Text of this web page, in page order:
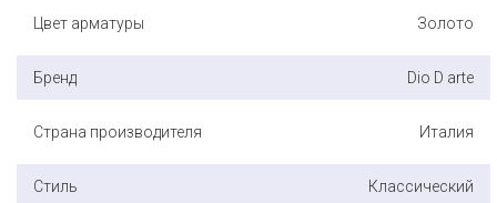
Цвет арматуры Золото
Бренд Dio D arte
Страна производителя Италия
Стиль Классический